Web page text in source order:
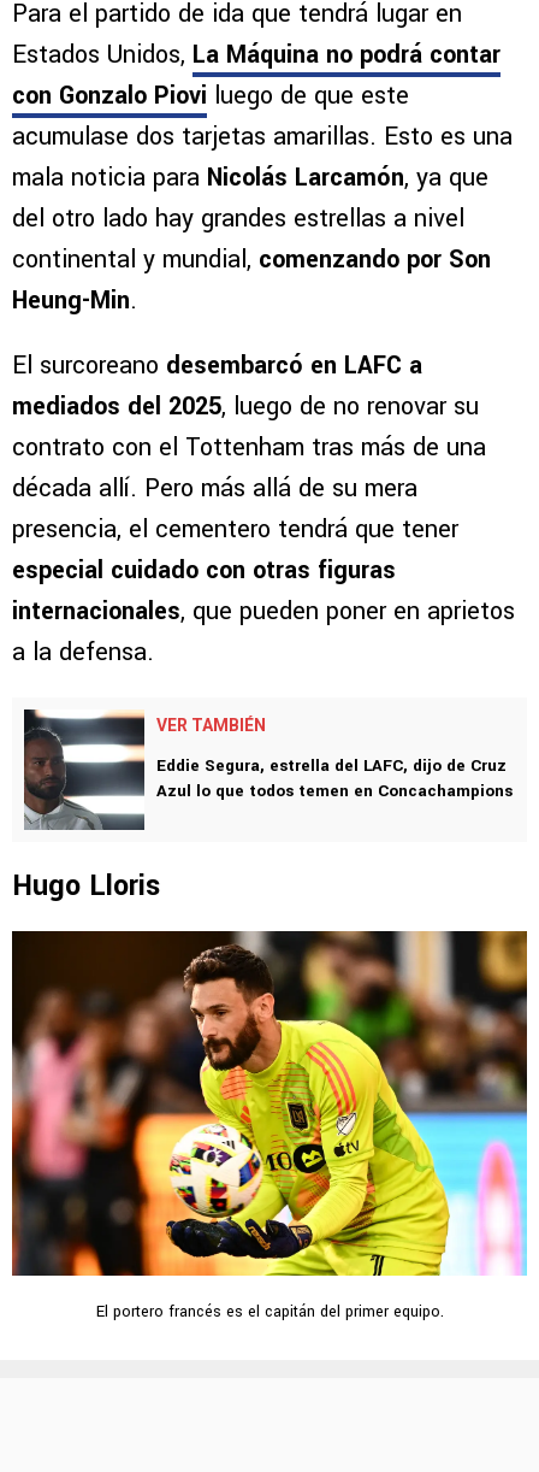
Para el partido de ida que tendrá lugar en
Estados Unidos, La Máquina no podrá contar
con Gonzalo Piovi luego de que este
acumulase dos tarjetas amarillas. Esto es una
mala noticia para Nicolás Larcamón, ya que
del otro lado hay grandes estrellas a nivel
continental y mundial, comenzando por Son
Heung-Min.
El surcoreano desembarcó en LAFC a
mediados del 2025, luego de no renovar su
contrato con el Tottenham tras más de una
década allí. Pero más allá de su mera
presencia, el cementero tendrá que tener
especial cuidado con otras figuras
internacionales, que pueden poner en aprietos
a la defensa.
VER TAMBIÉN
Eddie Segura, estrella del LAFC, dijo de Cruz
Azul lo que todos temen en Concachampions
Hugo Lloris
El portero francés es el capitán del primer equipo.